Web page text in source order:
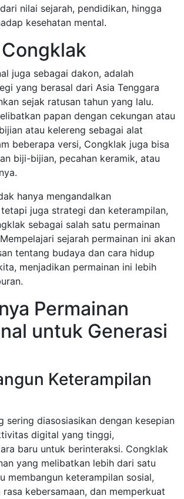
nilai sejarah, pendidikan, hingga
kesehatan mental.
juga sebagai dakon, adalah
yang berasal dari Asia Tenggara
sejak ratusan tahun yang lalu.
papan dengan cekungan atau
atau kelereng sebagai alat
beberapa versi, Congklak juga bisa
biji-bijian, pecahan keramik, atau
hanya mengandalkan
juga strategi dan keterampilan,
sebagai salah satu permainan
sejarah permainan ini akan
tentang budaya dan cara hidup
menjadikan permainan ini lebih
Permainan
untuk Generasi
Keterampilan
sering diasosiasikan dengan kesepian
digital yang tinggi,
baru untuk berinteraksi. Congklak
yang melibatkan lebih dari satu
membangun keterampilan sosial,
kebersamaan, dan memperkuat